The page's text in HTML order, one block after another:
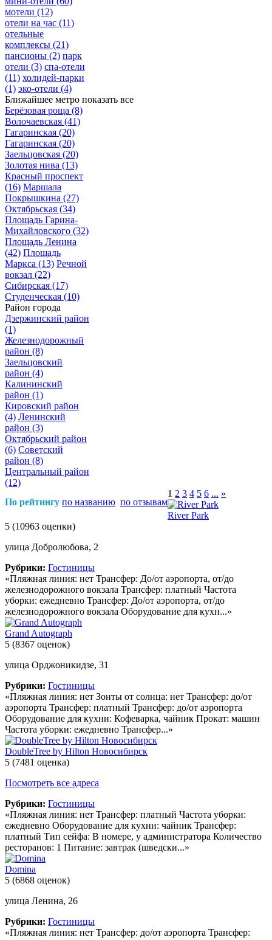
мотели (12)
отели на час (11)
отельные
комплексы (21)
пансионы (2) парк
отели (3) спа-отели
(11) холидей-парки
(1) эко-отели (4)
Ближайшее метро показать все
Берёзовая роща (8)
Волочаевская (41)
Гагаринская (20)
Гагаринская (20)
Заельцовская (20)
Золотая нива (13)
Красный проспект
(16) Маршала
Покрышкина (27)
Октябрьская (34)
Площадь Гарина-
Михайловского (32)
Площадь Ленина
(42) Площадь
Маркса (13) Речной
вокзал (22)
Сибирская (17)
Студенческая (10)
Район города
Дзержинский район
(1)
Железнодорожный
район (8)
Заельцовский
район (4)
Калининский
район (1)
Кировский район
(4) Ленинский
район (3)
Октябрьский район
(6) Советский
район (8)
Центральный район
(12)
По рейтингу по названию по отзывам
1 2 3 4 5 6 ... »
River Park
5 (10963 оценки)
улица Добролюбова, 2
Рубрики: Гостиницы
«Пляжная линия: нет Трансфер: До/от аэропорта, от/до
железнодорожного вокзала Трансфер: платный Частота
уборки: ежедневно Трансфер: До/от аэропорта, от/до
железнодорожного вокзала Оборудование для кухн...»
Grand Autograph
5 (8367 оценок)
улица Орджоникидзе, 31
Рубрики: Гостиницы
«Пляжная линия: нет Зонты от солнца: нет Трансфер: до/от
аэропорта Трансфер: платный Трансфер: до/от аэропорта
Оборудование для кухни: Кофеварка, чайник Прокат: машин
Частота уборки: ежедневно Трансфер...»
DoubleTree by Hilton Новосибирск
5 (7481 оценка)
Посмотреть все адреса
Рубрики: Гостиницы
«Пляжная линия: нет Трансфер: платный Частота уборки:
ежедневно Оборудование для кухни: чайник Трансфер:
платный Тип сейфа: В номере, у администратора Количество
ресторанов: 1 Питание: завтрак (шведски...»
Domina
5 (6868 оценок)
улица Ленина, 26
Рубрики: Гостиницы
«Пляжная линия: нет Трансфер: до/от аэропорта Трансфер: